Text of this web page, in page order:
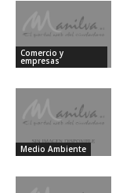
Comercio y
empresas
Medio Ambiente